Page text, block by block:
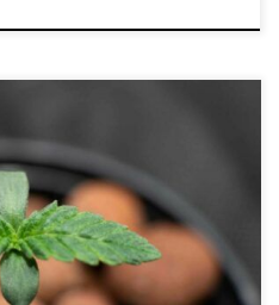
– sekret wyższych plonów i
sposób, w
kontroli światła, wody
osiągnąć szybki wzrost i
Jednak nawet najbardziej